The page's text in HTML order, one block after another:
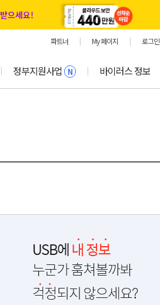
으세요!
파트너 | My 페이지 | 로그인
| 정부지원사업 N | 바이러스 정보